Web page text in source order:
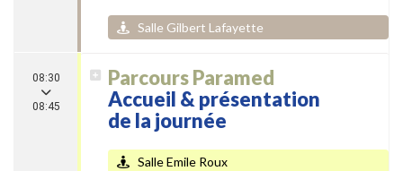
Salle Gilbert Lafayette
08:30
08:45
Parcours Paramed
Accueil & présentation
de la journée
Salle Emile Roux